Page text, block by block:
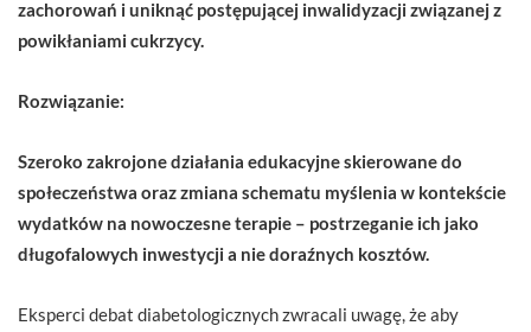
zachorowań i uniknąć postępującej inwalidyzacji związanej z
powikłaniami cukrzycy.
Rozwiązanie:
Szeroko zakrojone działania edukacyjne skierowane do
społeczeństwa oraz zmiana schematu myślenia w kontekście
wydatków na nowoczesne terapie – postrzeganie ich jako
długofalowych inwestycji a nie doraźnych kosztów.
Eksperci debat diabetologicznych zwracali uwagę, że aby